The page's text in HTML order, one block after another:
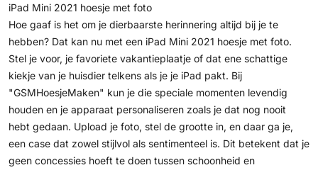
iPad Mini 2021 hoesje met foto
Hoe gaaf is het om je dierbaarste herinnering altijd bij je te
hebben? Dat kan nu met een iPad Mini 2021 hoesje met foto.
Stel je voor, je favoriete vakantieplaatje of dat ene schattige
kiekje van je huisdier telkens als je je iPad pakt. Bij
"GSMHoesjeMaken" kun je die speciale momenten levendig
houden en je apparaat personaliseren zoals je dat nog nooit
hebt gedaan. Upload je foto, stel de grootte in, en daar ga je,
een case dat zowel stijlvol als sentimenteel is. Dit betekent dat je
geen concessies hoeft te doen tussen schoonheid en